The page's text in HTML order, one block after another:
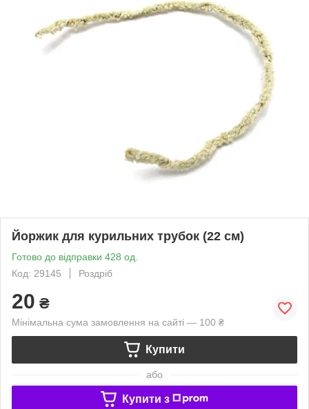
Йоржик для курильних трубок (22 см)
Готово до відправки 428 од.
Код: 29145
Роздріб
20 ₴
Мінімальна сума замовлення на сайті — 100 ₴
Купити
або
Купити з